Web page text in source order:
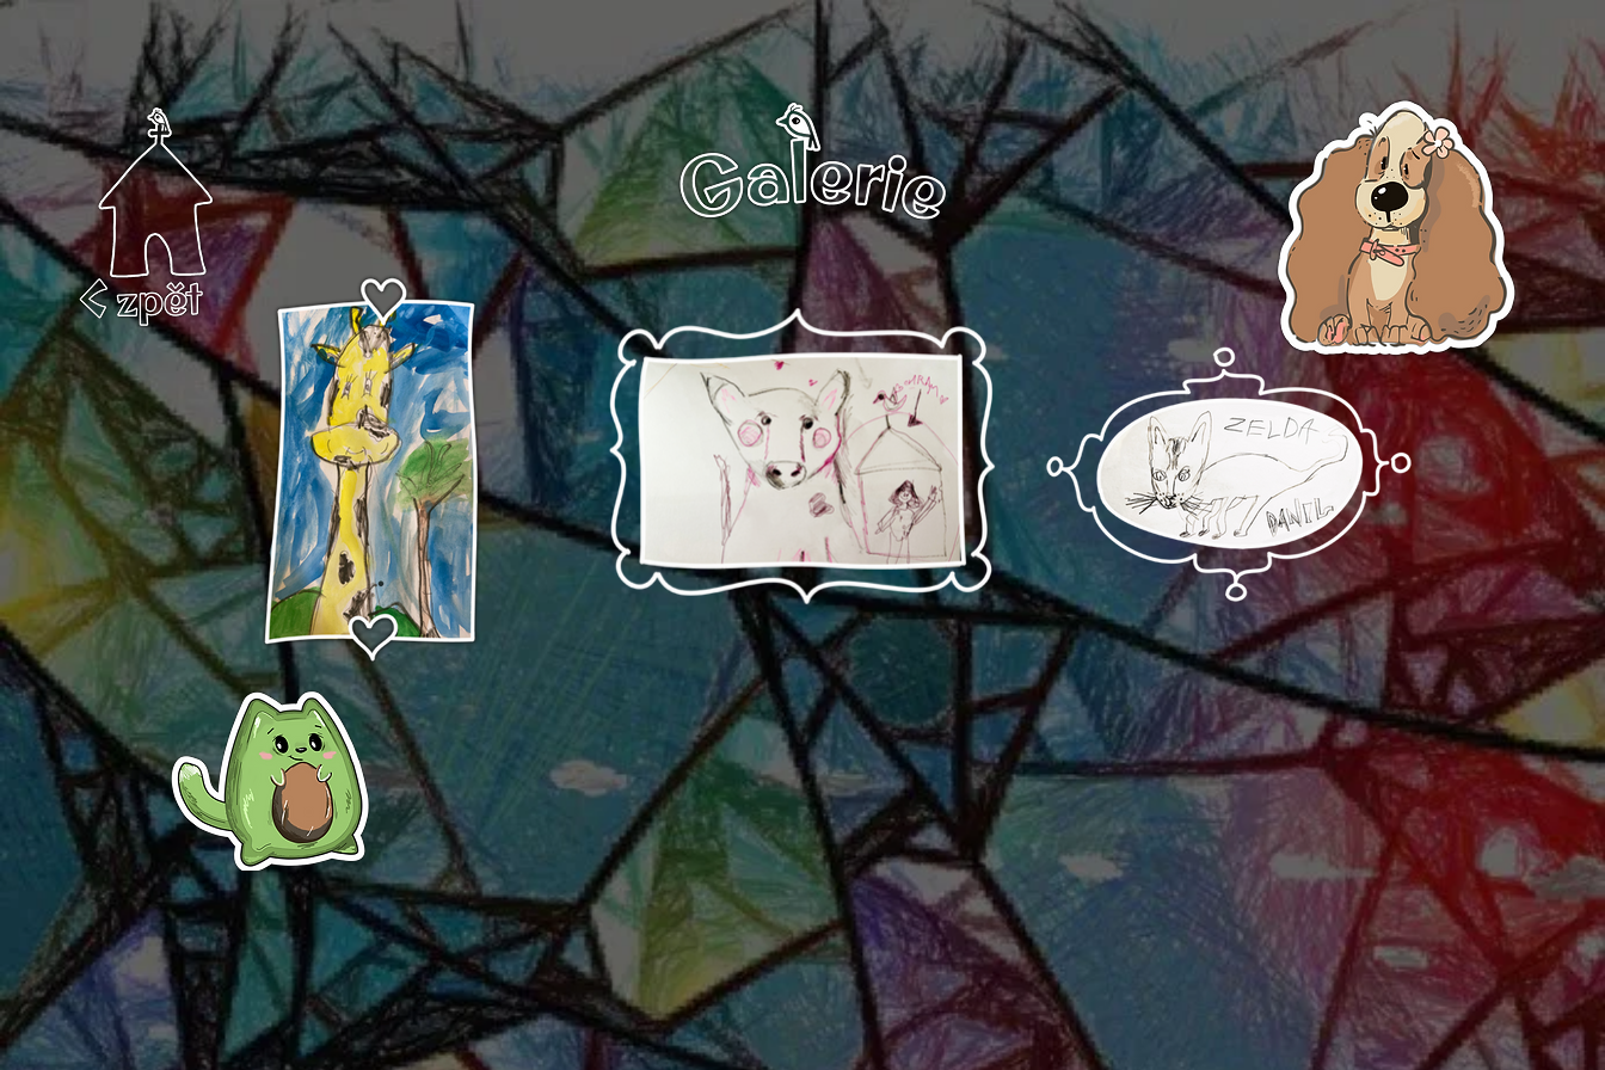
Žirafa Tady máte je to prasatko a ja a chrám Kočka Zelda